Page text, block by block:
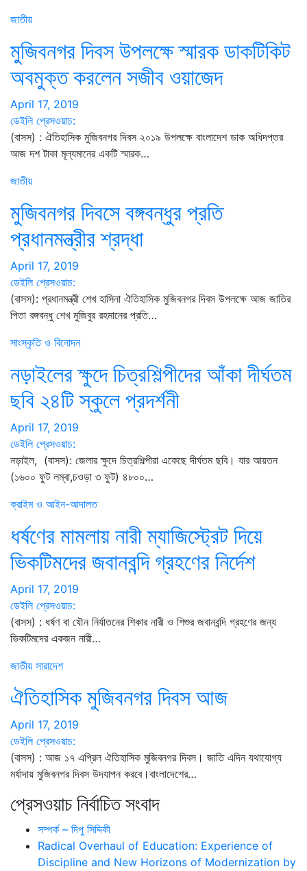
জাতীয়
মুজিবনগর দিবস উপলক্ষে স্মারক ডাকটিকিট
অবমুক্ত করলেন সজীব ওয়াজেদ
April 17, 2019
ডেইলি প্রেসওয়াচ:
(বাসস) : ঐতিহাসিক মুজিবনগর দিবস ২০১৯ উপলক্ষে বাংলাদেশ ডাক অধিদপ্তর
আজ দশ টাকা মূল্যমানের একটি স্মারক…
জাতীয়
মুজিবনগর দিবসে বঙ্গবন্ধুর প্রতি
প্রধানমন্ত্রীর শ্রদ্ধা
April 17, 2019
ডেইলি প্রেসওয়াচ:
(বাসস): প্রধানমন্ত্রী শেখ হাসিনা ঐতিহাসিক মুজিবনগর দিবস উপলক্ষে আজ জাতির
পিতা বঙ্গবন্ধু শেখ মুজিবুর রহমানের প্রতি…
সাংস্কৃতি ও বিনোদন
নড়াইলের ক্ষুদে চিত্রশিল্পীদের আঁকা দীর্ঘতম
ছবি ২৪টি স্কুলে প্রদর্শনী
April 17, 2019
ডেইলি প্রেসওয়াচ:
নড়াইল, (বাসস): জেলার ক্ষুদে চিত্রশিল্পীরা একেছে দীর্ঘতম ছবি। যার আয়তন
(১৬০০ ফুট লম্বা,চওড়া ৩ ফুট) ৪৮০০…
ক্রাইম ও আইন-আদালত
ধর্ষণের মামলায় নারী ম্যাজিস্ট্রেট দিয়ে
ভিকটিমদের জবানবন্দি গ্রহণের নির্দেশ
April 17, 2019
ডেইলি প্রেসওয়াচ:
(বাসস) : ধর্ষণ বা যৌন নির্যাতনের শিকার নারী ও শিশুর জবানবন্দি গ্রহণের জন্য
ভিকটিমদের একজন নারী…
জাতীয় সারাদেশ
ঐতিহাসিক মুজিবনগর দিবস আজ
April 17, 2019
ডেইলি প্রেসওয়াচ:
(বাসস) : আজ ১৭ এপ্রিল ঐতিহাসিক মুজিবনগর দিবস। জাতি এদিন যথাযোগ্য
মর্যাদায় মুজিবনগর দিবস উদযাপন করবে।বাংলাদেশের…
প্রেসওয়াচ নির্বাচিত সংবাদ
সম্পর্ক – দিপু সিদ্দিকী
Radical Overhaul of Education: Experience of
Discipline and New Horizons of Modernization by